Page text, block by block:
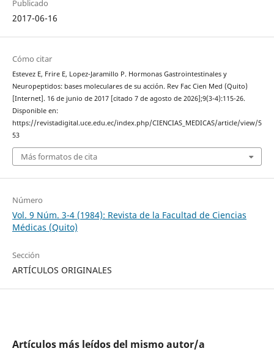
Publicado
2017-06-16
Cómo citar
Estevez E, Frire E, Lopez-Jaramillo P. Hormonas Gastrointestinales y
Neuropeptidos: bases moleculares de su acción. Rev Fac Cien Med (Quito)
[Internet]. 16 de junio de 2017 [citado 7 de agosto de 2026];9(3-4):115-26.
Disponible en:
https://revistadigital.uce.edu.ec/index.php/CIENCIAS_MEDICAS/article/view/5
53
Más formatos de cita
Número
Vol. 9 Núm. 3-4 (1984): Revista de la Facultad de Ciencias
Médicas (Quito)
Sección
ARTÍCULOS ORIGINALES
Artículos más leídos del mismo autor/a